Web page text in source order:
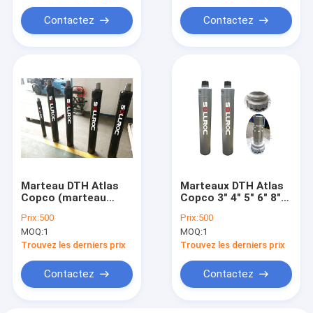
Contactez Contactez
Marteau DTH Atlas
Copco (marteau
Cop54, Cop64,
Cop84)
Prix:500
MOQ:1
Trouvez les derniers prix
Contactez
Marteaux DTH Atlas
Copco 3" 4" 5" 6" 8"
Prix:500
MOQ:1
Trouvez les derniers prix
Contactez